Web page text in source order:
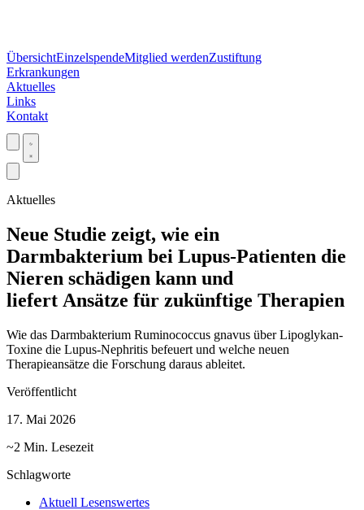
ÜbersichtEinzelspendeMitglied werdenZustiftung
Erkrankungen
Aktuelles
Links
Kontakt
Aktuelles
Neue Studie zeigt, wie ein
Darmbakterium bei Lupus-Patienten die
Nieren schädigen kann und
liefert Ansätze für zukünftige Therapien
Wie das Darmbakterium Ruminococcus gnavus über Lipoglykan-
Toxine die Lupus-Nephritis befeuert und welche neuen
Therapieansätze die Forschung daraus ableitet.
Veröffentlicht
17. Mai 2026
~2 Min. Lesezeit
Schlagworte
Aktuell Lesenswertes